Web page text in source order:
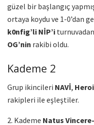
güzel bir başlangıç
ortaya koydu ve 1-0’dan
k0nfig’li NİP’i
OG’nin rakibi oldu.
Kademe 2
Grup ikincileri NAVİ,
rakipleri ile eşleştiler.
2. Kademe Natus